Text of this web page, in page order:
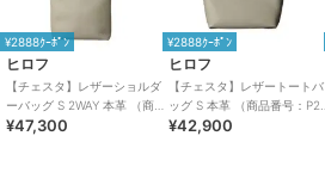
画像のカラーが異なる場合もございます。
重量:約265g(サンプルサイズ)
ブランド ヒロフ
¥2888ｸｰﾎﾟﾝ
ヒロフ
【チェスタ】レザーショルダ
ーバッグ S 2WAY 本革 （商品
番号：P25-30207）
¥47,300
¥2888ｸｰﾎﾟﾝ
ヒロフ
【チェスタ】レザートートバ
ッグ S 本革 （商品番号：P25
－30530）
¥42,900